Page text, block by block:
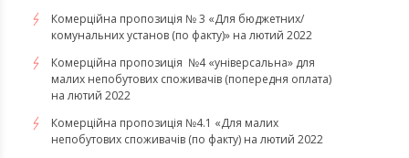
​​​​​​Комерційна пропозиція № 3 «Для бюджетних/
комунальних установ (по факту)» на лютий 2022
Комерційна пропозиція №4 «універсальна» для
малих непобутових споживачів (попередня оплата)
на лютий 2022
​​​​​​​Комерційна пропозиція №4.1 «Для малих
непобутових споживачів (по факту) на лютий 2022